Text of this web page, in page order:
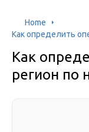
Home
Как определить
Как
регион по